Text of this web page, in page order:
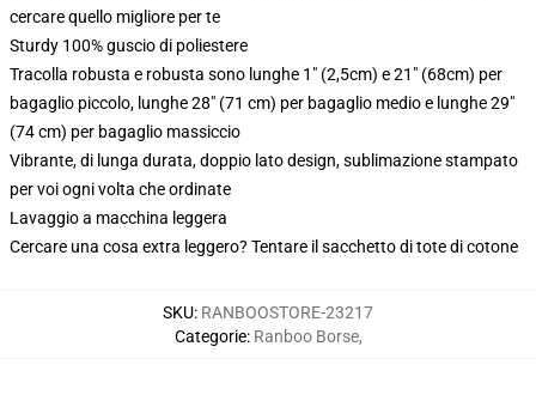
cercare quello migliore per te
Sturdy 100% guscio di poliestere
Tracolla robusta e robusta sono lunghe 1" (2,5cm) e 21" (68cm) per
bagaglio piccolo, lunghe 28" (71 cm) per bagaglio medio e lunghe 29"
(74 cm) per bagaglio massiccio
Vibrante, di lunga durata, doppio lato design, sublimazione stampato
per voi ogni volta che ordinate
Lavaggio a macchina leggera
Cercare una cosa extra leggero? Tentare il sacchetto di tote di cotone
SKU: RANBOOSTORE-23217
Categorie: Ranboo Borse,